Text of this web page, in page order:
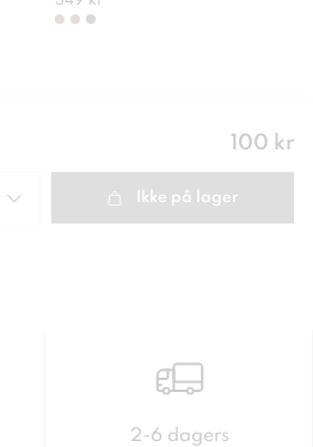
Pris:
100 kr
Ikke på lager
2-6 dagers